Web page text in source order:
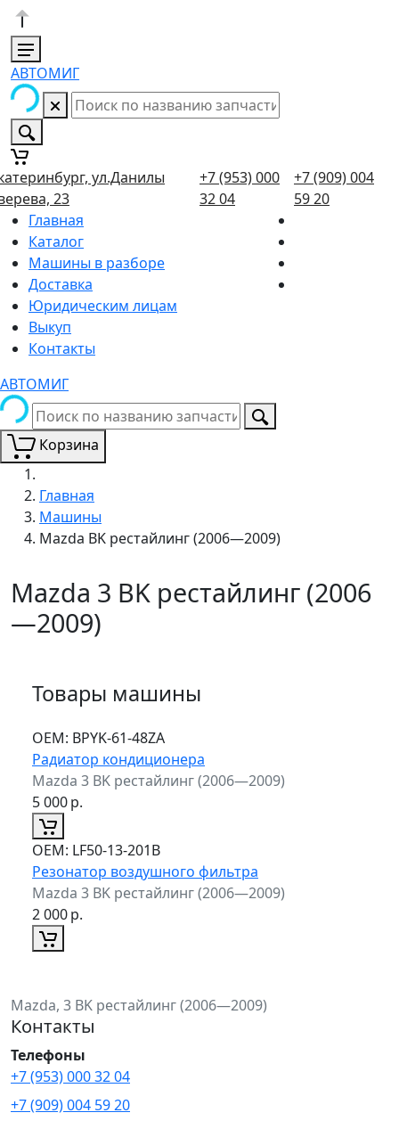
АВТОМИГ
ул.Данилы
23
+7 (953) 000
32 04
+7 (909) 004
59 20
Главная
Каталог
Машины в разборе
Доставка
Юридическим лицам
Выкуп
Контакты
АВТОМИГ
Корзина
Главная
Машины
Mazda BK рестайлинг (2006—2009)
Mazda 3 BK рестайлинг (2006
—2009)
Товары машины
ОЕМ: BPYK-61-48ZA
Радиатор кондиционера
Mazda 3 BK рестайлинг (2006—2009)
5 000р.
ОЕМ: LF50-13-201B
Резонатор воздушного фильтра
Mazda 3 BK рестайлинг (2006—2009)
2 000р.
Mazda, 3 BK рестайлинг (2006—2009)
Контакты
Телефоны
+7 (953) 000 32 04
+7 (909) 004 59 20